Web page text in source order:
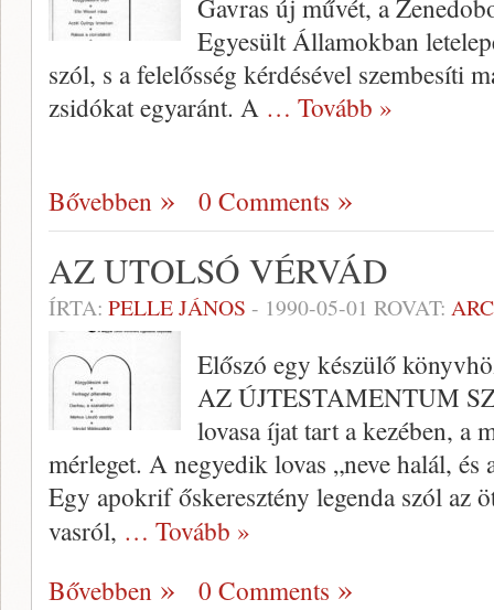
Gavras új művét, a
Egyesült Államokban
szól, s a felelősség kérdésével szembesíti
zsidókat egyaránt. A … Tovább »
Bővebben 0 Comments
AZ UTOLSÓ VÉRVÁD
ÍRTA: PELLE JÁNOS - 1990-05-01 ROVAT:
Előszó egy készülő
AZ ÚJTESTAMENTUM
lovasa íjat tart a kezében, a
mérleget. A negyedik lovas „neve halál, és
Egy apokrif őskeresztény legenda szól az
vasról, … Tovább »
Bővebben
0 Comments